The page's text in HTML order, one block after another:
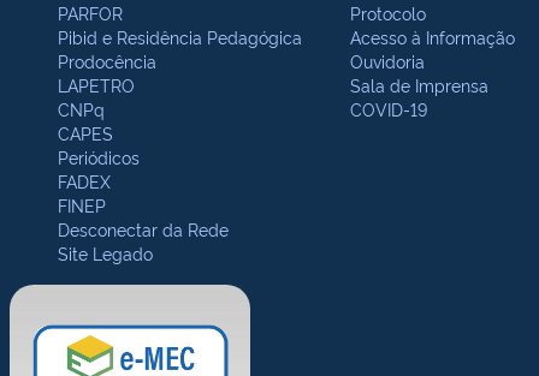
PARFOR
Pibid e Residência Pedagógica
Prodocência
LAPETRO
CNPq
CAPES
Periódicos
FADEX
FINEP
Desconectar da Rede
Site Legado
Protocolo
Acesso à Informação
Ouvidoria
Sala de Imprensa
COVID-19